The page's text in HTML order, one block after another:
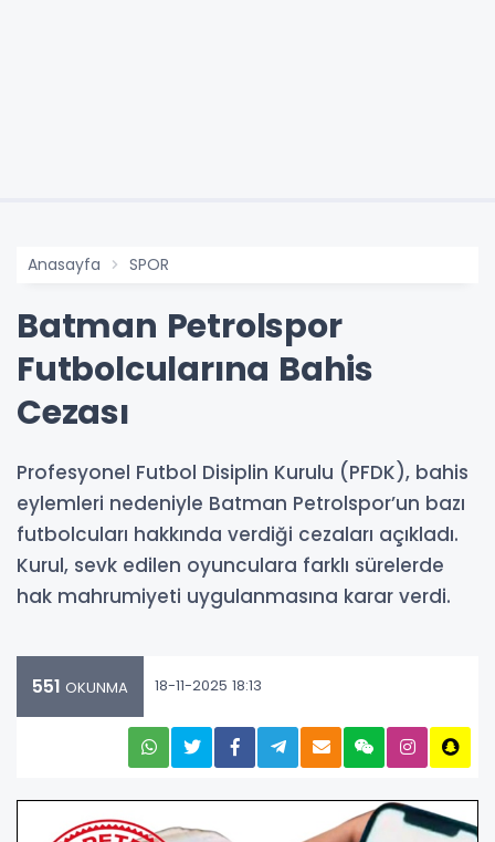
Anasayfa SPOR
Batman Petrolspor
Futbolcularına Bahis
Cezası
Profesyonel Futbol Disiplin Kurulu (PFDK), bahis
eylemleri nedeniyle Batman Petrolspor’un bazı
futbolcuları hakkında verdiği cezaları açıkladı.
Kurul, sevk edilen oyunculara farklı sürelerde
hak mahrumiyeti uygulanmasına karar verdi.
551 OKUNMA 18-11-2025 18:13